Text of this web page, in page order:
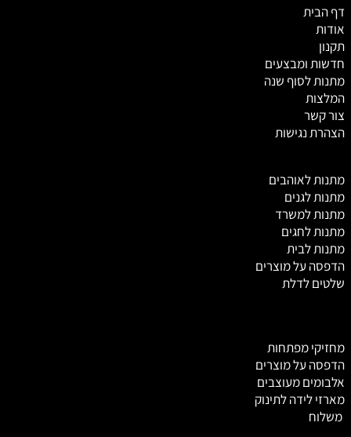
דף הבית
אודות
תקנון
חדשות ומבצעים
מתנות לסוף שנה
המלצות
צור קשר
הצהרת נגישות
מתנות לאוהבים
מתנות לגנים
מתנות למשרד
מתנות לחגים
מתנות לבית
הדפסה על מוצרים
שלטים לדלת
מחזיקי מפתחות
הדפסה על מוצרים
אלבומים מעוצבים
מארזי לידה לתינוק
משלוח